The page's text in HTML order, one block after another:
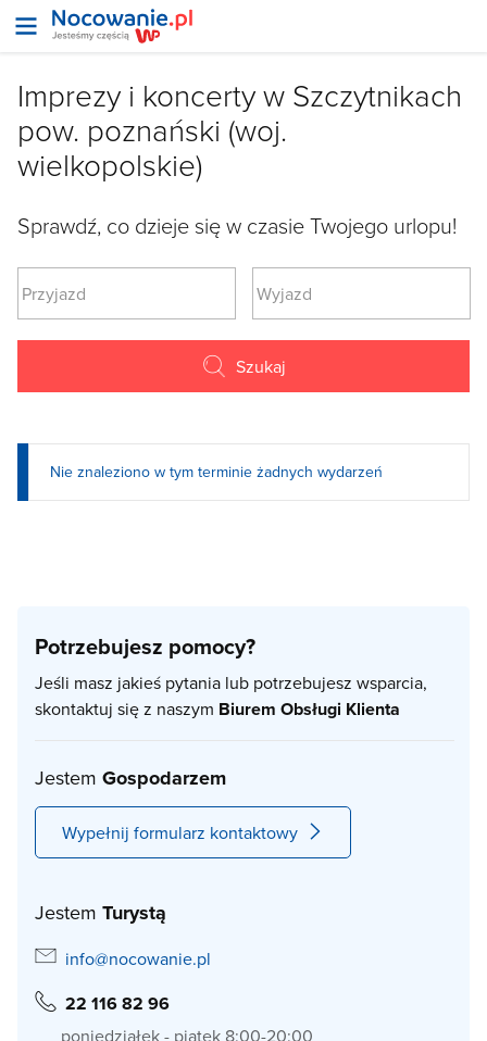
Imprezy i koncerty w Szczytnikach
pow. poznański (woj.
wielkopolskie)
Sprawdź, co dzieje się w czasie Twojego urlopu!
Szukaj
Nie znaleziono w tym terminie żadnych wydarzeń
Potrzebujesz pomocy?
Jeśli masz jakieś pytania lub potrzebujesz wsparcia,
skontaktuj się z naszym Biurem Obsługi Klienta
Jestem Gospodarzem
Wypełnij formularz kontaktowy
Jestem Turystą
info@nocowanie.pl
22 116 82 96
poniedziałek - piątek 8:00-20:00